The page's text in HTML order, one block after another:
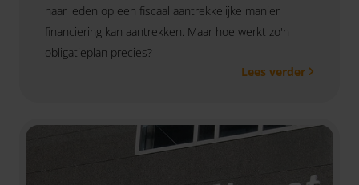
haar leden op een fiscaal aantrekkelijke manier
financiering kan aantrekken. Maar hoe werkt zo'n
obligatieplan precies?
Lees verder